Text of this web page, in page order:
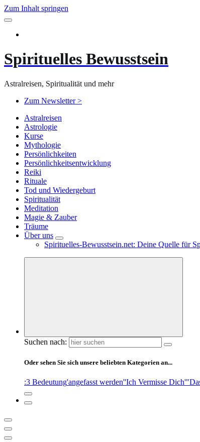
Zum Inhalt springen
Spirituelles Bewusstsein
Astralreisen, Spiritualität und mehr
Zum Newsletter >
Astralreisen
Astrologie
Kurse
Mythologie
Persönlichkeiten
Persönlichkeitsentwicklung
Reiki
Rituale
Tod und Wiedergeburt
Spiritualität
Meditation
Magie & Zauber
Träume
Über uns
Spirituelles-Bewusstsein.net: Deine Quelle für
Suchen nach:
Oder sehen Sie sich unsere beliebten Kategorien an...
:3 Bedeutung'angefasst werden''Ich Vermisse Dich'